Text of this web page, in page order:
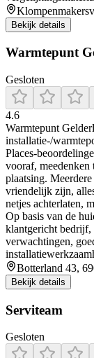
Bekijk details
Warmtepunt
Gesloten
4.6
Warmtepunt
installatie-/
Places-
vooraf, meedenken
plaatsing.
vriendelijk zijn,
netjes achterlaten,
Op basis van de
klantgericht bedrijf,
verwachtingen,
Botterland 43,
Bekijk details
Serviteam
Gesloten